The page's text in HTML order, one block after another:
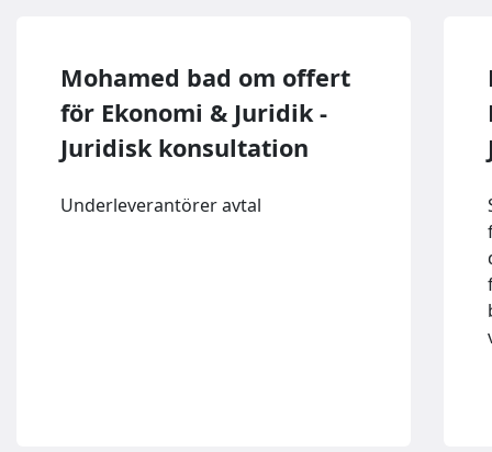
Mohamed bad om offert
för Ekonomi & Juridik -
Juridisk konsultation
Underleverantörer avtal